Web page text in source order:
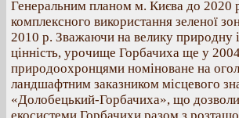
Генеральним планом м. Києва до 2020
комплексного використання зеленої
2010 р. Зважаючи на велику природну
цінність, урочище Горбачиха ще у
природоохронцями номіноване на
ландшафтним заказником місцевого
«Долобецький-Горбачиха», що